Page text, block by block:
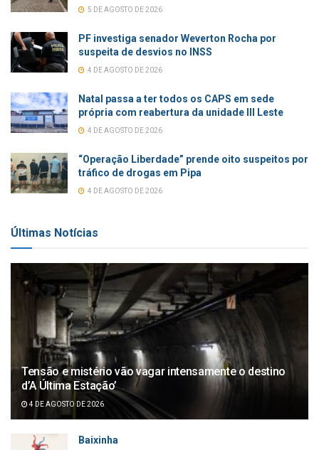
5 DE AGOSTO DE 2026
PF investiga senador Weverton Rocha por
suspeita de desvios no INSS
4 DE AGOSTO DE 2026
Natal passa a ter todos os CAPS em sede
própria com reabertura da unidade III Leste
4 DE AGOSTO DE 2026
“Operação Liberdade” prende oito suspeitos por
tráfico de drogas em Pipa
4 DE AGOSTO DE 2026
Últimas Notícias
Tensão e mistério vão vagar intensamente o destino
d’A Última Estação’
4 DE AGOSTO DE 2026
Baixinha